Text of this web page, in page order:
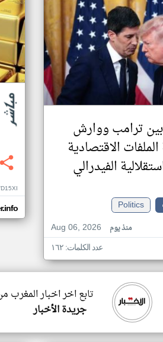
ترامب ووارش
الاقتصادية
الفيدرالي
Politics
Aug 06, 2026
منذ يوم
عدد الكلمات: ١٦٢
تابع اخر اخبار المغرب
جريدة الأخبار